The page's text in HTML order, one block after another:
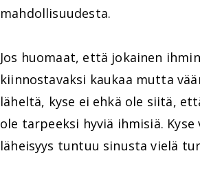
mahdollisuudesta.
Jos huomaat, että jokainen
kiinnostavaksi kaukaa mutta
läheltä, kyse ei ehkä ole siitä,
ole tarpeeksi hyviä ihmisiä.
läheisyys tuntuu sinusta vielä